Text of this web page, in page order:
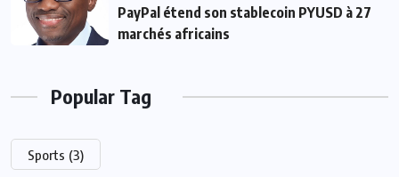
PayPal étend son stablecoin PYUSD à 27
marchés africains
Popular Tag
Sports (3)